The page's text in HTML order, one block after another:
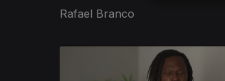
Rafael Branco